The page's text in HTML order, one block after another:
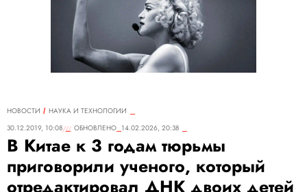
НОВОСТИ
НАУКА И ТЕХНОЛОГИИ
30.12.2019, 10:08
ОБНОВЛЕНО 14.02.2026, 20:38
В Китае к 3 годам тюрьмы
приговорили ученого, который
отредактировал ДНК двоих детей